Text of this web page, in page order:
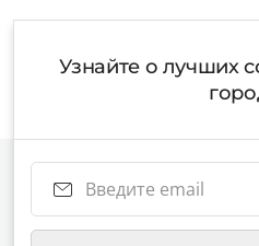
Узнайте о лучших